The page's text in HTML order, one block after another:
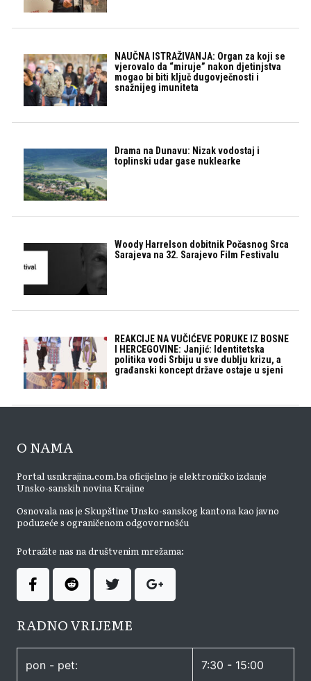
NAUČNA ISTRAŽIVANJA: Organ za koji se
vjerovalo da “miruje” nakon djetinjstva
mogao bi biti ključ dugovječnosti i
snažnijeg imuniteta
Drama na Dunavu: Nizak vodostaj i
toplinski udar gase nuklearke
Woody Harrelson dobitnik Počasnog Srca
Sarajeva na 32. Sarajevo Film Festivalu
REAKCIJE NA VUČIĆEVE PORUKE IZ BOSNE
I HERCEGOVINE: Janjić: Identitetska
politika vodi Srbiju u sve dublju krizu, a
građanski koncept države ostaje u sjeni
O NAMA
Portal usnkrajina.com.ba oficijelno je elektroničko izdanje
Unsko-sanskih novina Krajine
Osnovala nas je Skupštine Unsko-sanskog kantona kao javno
poduzeće s ograničenom odgovornošću
Potražite nas na društvenim mrežama:
RADNO VRIJEME
pon - pet: 7:30 - 15:00